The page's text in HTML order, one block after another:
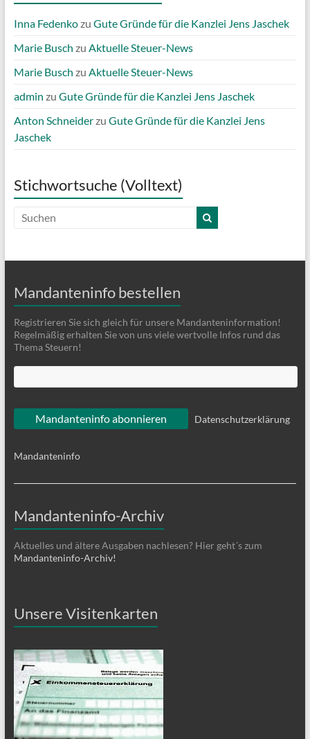
Inna Fedenkozu Gute Gründe für die Kanzlei Jens Jaschek
Marie Busch zu Aktuelle Steuer-News
Marie Busch zu Aktuelle Steuer-News
admin zu Gute Gründe für die Kanzlei Jens Jaschek
Anton Schneiderzu Gute Gründe für die Kanzlei Jens
Jaschek
Stichwortsuche (Volltext)
Mandanteninfo bestellen
Registrieren Sie sich gleich für unsere Mandanteninformation!
Regelmäßig erhalten Sie von uns viele wertvolle Infos rund das
Thema Steuern!
Datenschutzerklärung
Mandanteninfo
Mandanteninfo-Archiv
Aktuelles und ältere Ausgaben nachlesen? Hier geht´s zum
Mandanteninfo-Archiv!
Unsere Visitenkarten